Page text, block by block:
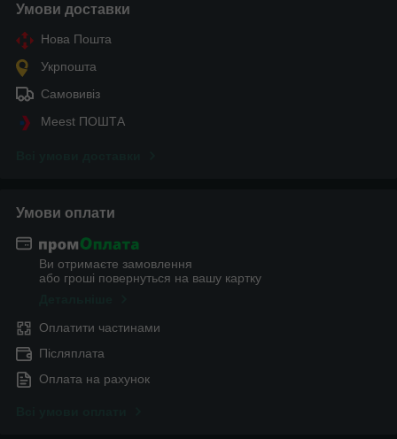
Умови доставки
Нова Пошта
Укрпошта
Самовивіз
Meest ПОШТА
Умови оплати
Ви отримаєте замовлення
або гроші повернуться на вашу картку
Оплатити частинами
Післяплата
Оплата на рахунок